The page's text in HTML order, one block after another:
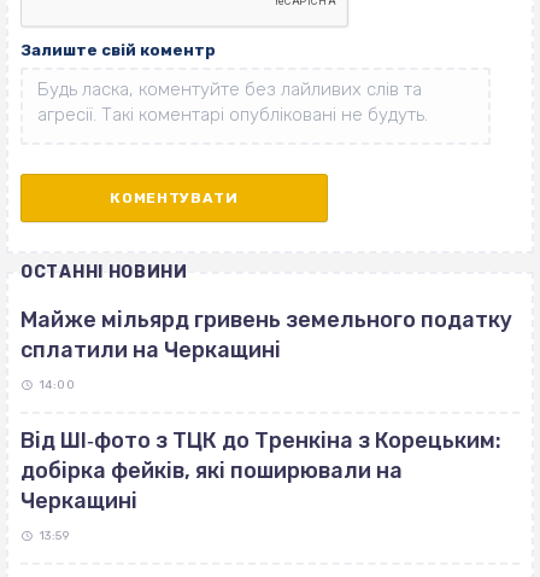
Залиште свій коментр
ОСТАННІ НОВИНИ
Майже мільярд гривень земельного податку
сплатили на Черкащині
14:00
Від ШІ‐фото з ТЦК до Тренкіна з Корецьким:
добірка фейків, які поширювали на
Черкащині
13:59